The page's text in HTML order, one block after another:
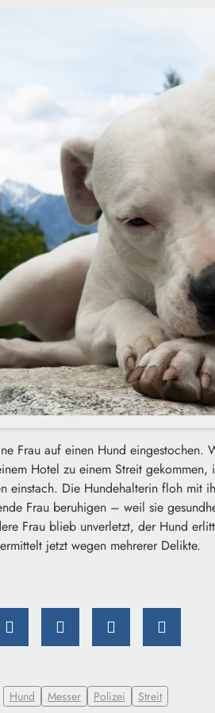
Frau auf einen Hund
Hotel zu einem Streit gekommen,
einstach. Die Hundehalterin floh mit
Frau beruhigen – weil sie
Frau blieb unverletzt, der Hund
jetzt wegen mehrerer Delikte.
Hund Messer Polizei Streit